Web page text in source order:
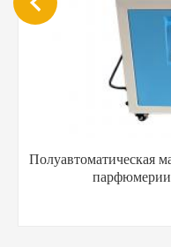
Полуавтоматическая
парфюмерии